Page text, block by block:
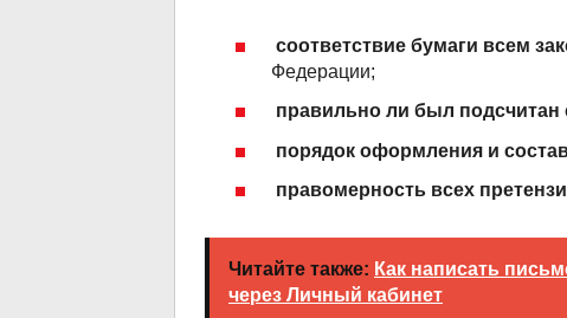
соответствие бумаги всем
Федерации;
правильно ли был подсчитан
порядок оформления и
правомерность всех
Читайте также: Как написать
через Личный кабинет